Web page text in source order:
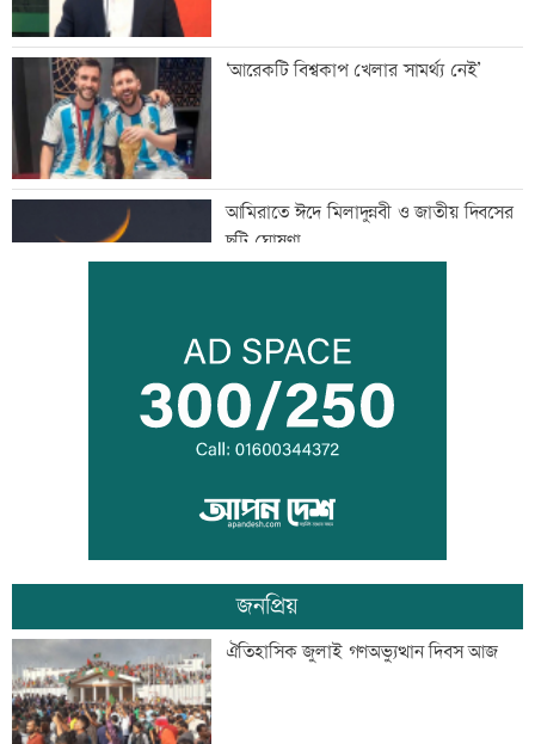
‘আরেকটি বিশ্বকাপ খেলার সামর্থ্য নেই’
আমিরাতে ঈদে মিলাদুন্নবী ও জাতীয় দিবসের
ছুটি ঘোষণা
তনু হত্যায় সাবেক সেনা সদস্য হাফিজুর ফের
গ্রেফতার
‘জীবনের সবচেয়ে খারাপ সিদ্ধান্ত ছিল কপালে
ইনজেকশন’
‘তারেক রহমানকেও আয়নাঘরে বন্দি রেখে
নির্যাতন করা হয়েছিল’
জনপ্রিয়
ঐতিহাসিক জুলাই গণঅভ্যুত্থান দিবস আজ